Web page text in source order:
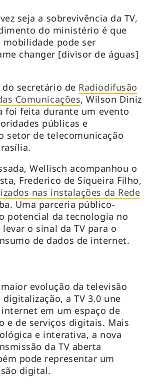
seja a sobrevivência da TV,
do ministério é que
mobilidade pode ser
changer [divisor de águas]
secretário de Radiodifusão
Comunicações, Wilson Diniz
foi feita durante um evento
públicas e
setor de telecomunicação
Wellisch acompanhou o
Frederico de Siqueira Filho,
nas instalações da Rede
Uma parceria público-
potencial da tecnologia no
o sinal da TV para o
de dados de internet.
evolução da televisão
a TV 3.0 une
em um espaço de
e de serviços digitais. Mais
e interativa, a nova
da TV aberta
pode representar um
digital.